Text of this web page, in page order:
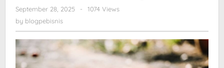
Sukses
September 28, 2025
by
-
1074 Views
by blogpebisnis